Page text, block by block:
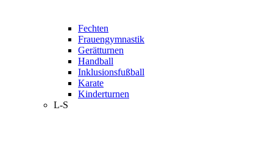
Fechten
Frauengymnastik
Gerätturnen
Handball
Inklusionsfußball
Karate
Kinderturnen
L-S